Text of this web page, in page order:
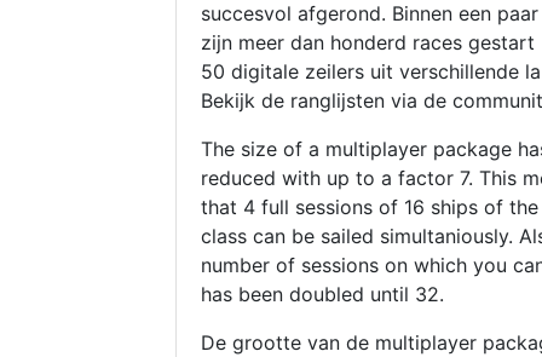
succesvol afgerond. Binnen een
zijn meer dan honderd races gestart
50 digitale zeilers uit verschillende
Bekijk de ranglijsten via de
The size of a multiplayer package
reduced with up to a factor 7. This
that 4 full sessions of 16 ships of
class can be sailed simultaniously.
number of sessions on which you
has been doubled until 32.
De grootte van de multiplayer